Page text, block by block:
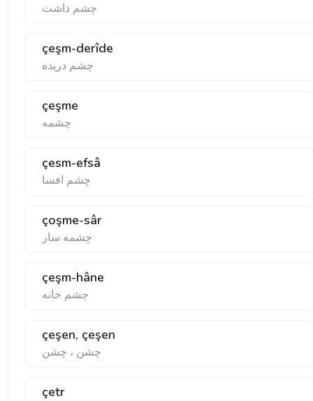
چشم داشت
çeşm-derîde
چشم دريده
çeşme
چشمه
çesm-efsâ
چشم افسا
çoşme-sâr
چشمه سار
çeşm-hâne
چشم خانه
çeşen, çeşen
چشن ، چشن
çetr